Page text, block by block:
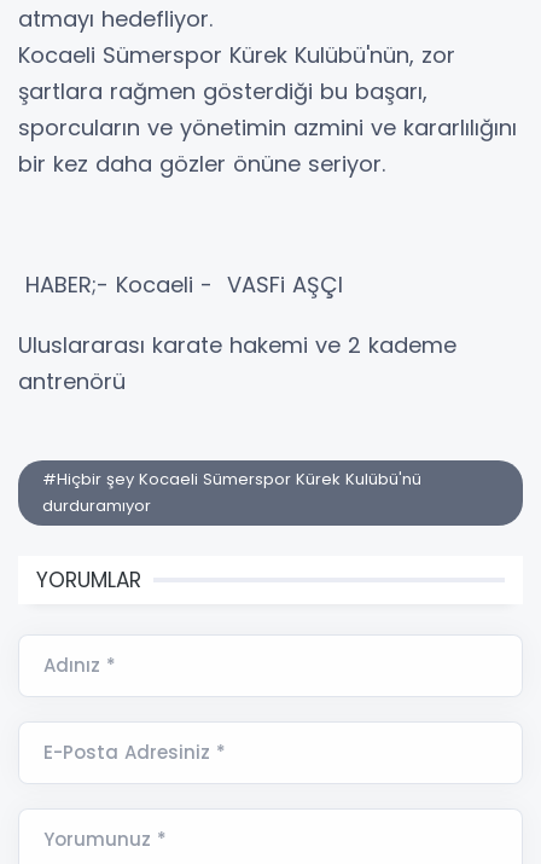
atmayı hedefliyor.
Kocaeli Sümerspor Kürek Kulübü'nün, zor
şartlara rağmen gösterdiği bu başarı,
sporcuların ve yönetimin azmini ve kararlılığını
bir kez daha gözler önüne seriyor.
HABER;- Kocaeli - VASFi AŞÇI
Uluslararası karate hakemi ve 2 kademe
antrenörü
#Hiçbir şey Kocaeli Sümerspor Kürek Kulübü'nü
durduramıyor
YORUMLAR
Adınız *
E-Posta Adresiniz *
Yorumunuz *